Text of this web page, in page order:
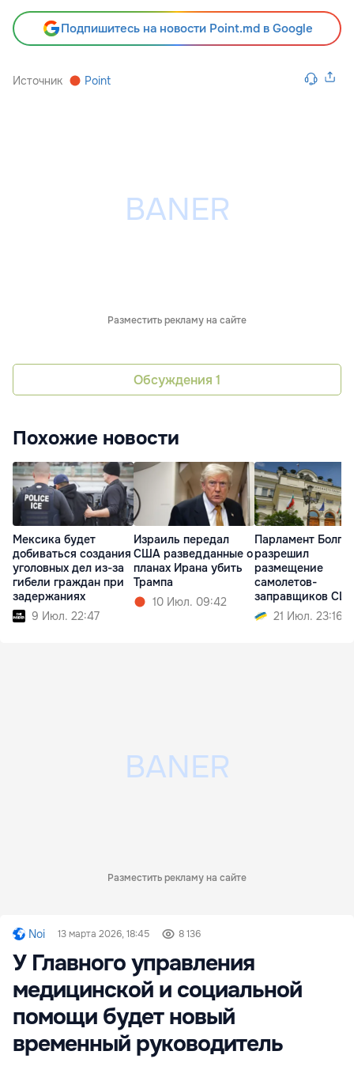
Подпишитесь на новости Point.md в Google
Источник Point
Разместить рекламу на сайте
Обсуждения 1
Похожие новости
Мексика будет
добиваться создания
уголовных дел из-за
гибели граждан при
задержаниях
9 Июл. 22:47
Израиль передал
США разведданные о
планах Ирана убить
Трампа
10 Июл. 09:42
Парламент
разрешил
размещение
самолетов-
заправщиков
21 Июл. 23:16
Разместить рекламу на сайте
Noi 13 марта 2026, 18:45 8 136
У Главного управления
медицинской и социальной
помощи будет новый
временный руководитель